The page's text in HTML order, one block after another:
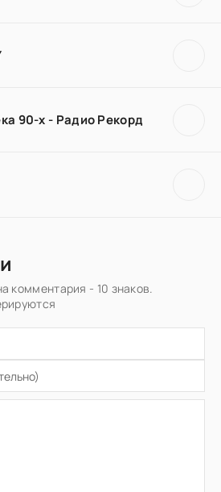
90-х - Радио Рекорд
комментария - 10 знаков.